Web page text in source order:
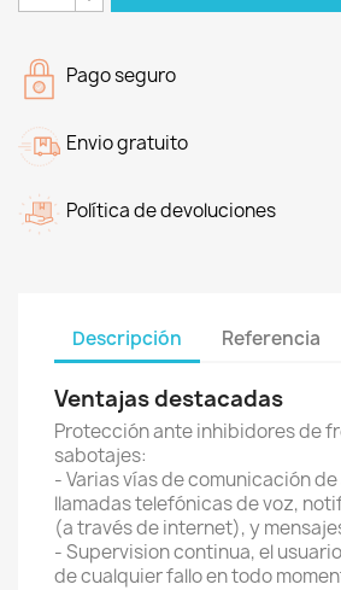
Pago seguro
Envio gratuito
Política de devoluciones
Descripción Referencia
Ventajas destacadas
Protección ante inhibidores de
sabotajes:
- Varias vías de comunicación de
llamadas telefónicas de voz,
(a través de internet), y
- Supervision continua, el
de cualquier fallo en todo